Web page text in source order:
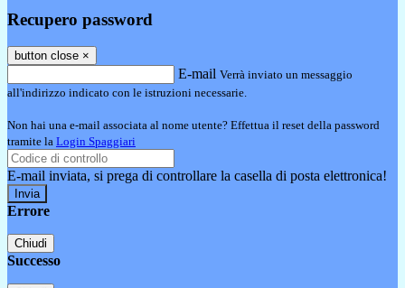
Recupero password
button close ×
E-mail Verrà inviato un messaggio
all'indirizzo indicato con le istruzioni necessarie.
Non hai una e-mail associata al nome utente? Effettua il reset della password
tramite la Login Spaggiari
E-mail inviata, si prega di controllare la casella di posta elettronica!
Errore
Chiudi
Successo